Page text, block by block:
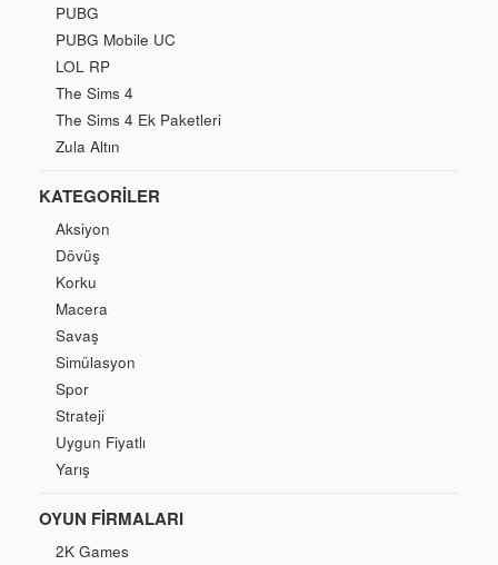
PUBG
PUBG Mobile UC
LOL RP
The Sims 4
The Sims 4 Ek Paketleri
Zula Altın
KATEGORILER
Aksiyon
Dövüş
Korku
Macera
Savaş
Simülasyon
Spor
Strateji
Uygun Fiyatlı
Yarış
OYUN FIRMALARI
2K Games